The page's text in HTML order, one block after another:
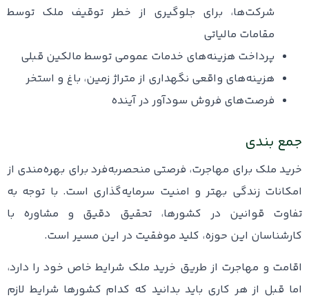
شرکت‌ها، برای جلوگیری از خطر توقیف ملک توسط
مقامات مالیاتی
پرداخت هزینه‌های خدمات عمومی توسط مالکین قبلی
هزینه‌های واقعی نگهداری از متراژ زمین، باغ و استخر
فرصت‌های فروش سودآور در آینده
جمع بندی
خرید ملک برای مهاجرت، فرصتی منحصربه‌فرد برای بهره‌مندی از
امکانات زندگی بهتر و امنیت سرمایه‌گذاری است. با توجه به
تفاوت قوانین در کشورها، تحقیق دقیق و مشاوره با
کارشناسان این حوزه، کلید موفقیت در این مسیر است.
اقامت و مهاجرت از طریق خرید ملک شرایط خاص خود را دارد،
اما قبل از هر کاری باید بدانید که کدام کشورها شرایط لازم